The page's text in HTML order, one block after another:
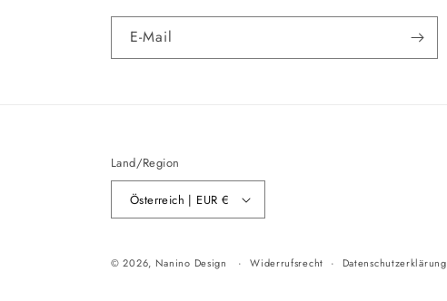
E-Mail
Land/Region
Österreich | EUR €
© 2026, Nanino Design Widerrufsrecht Datenschutzerklärung